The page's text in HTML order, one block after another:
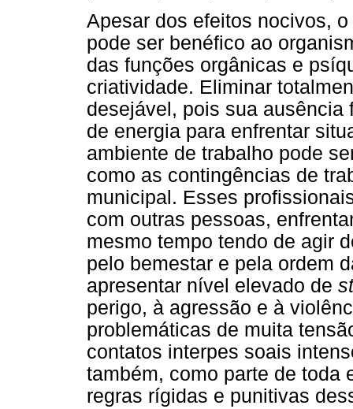
Apesar dos efeitos nocivos, o
pode ser benéfico ao
das funções orgânicas e
criatividade. Eliminar
desejável, pois sua
de energia para enfrentar
ambiente de trabalho pode
como as contingências de
municipal. Esses
com outras pessoas,
mesmo tempo tendo de agir
pelo bemestar e pela ordem
apresentar nível elevado de
perigo, à agressão e à
problemáticas de muita
contatos interpes soais
também, como parte de toda
regras rígidas e punitivas